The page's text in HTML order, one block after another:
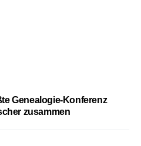
Genealogie-Konferenz
zusammen